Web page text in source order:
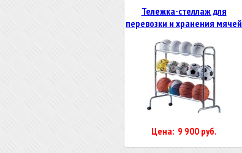
Тележка-стеллаж для
перевозки и хранения мячей
Цена: 9 900 руб.